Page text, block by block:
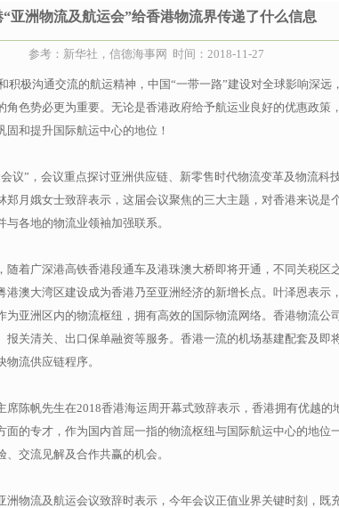
“亚洲物流及航运会”给香港物流界传递了什么信息
参考：新华社，信德海事网 时间：2018-11-27
积极沟通交流的航运精神，中国“一带一路”建设对全球影响深远
角色势必更为重要。无论是香港政府给予航运业良好的优惠政策
和提升国际航运中心的地位！
议”，会议重点探讨亚洲供应链、新零售时代物流变革及物流科
月娥女士致辞表示，这届会议聚焦的三大主题，对香港来说是
各地的物流业领袖加强联系。
随着广深港高铁香港段通车及港珠澳大桥即将开通，不同关税区
澳大湾区建设成为香港乃至亚洲经济的新增长点。叶泽恩表示
为亚洲区内的物流枢纽，拥有高效的国际物流网络。香港物流公
报关清关、出口保单融资等服务。香港一流的机场基建配套及即
流供应链程序。
席陈帆先生在2018香港海运周开幕式致辞表示，香港拥有优越的
的专才，作为国内首屈一指的物流枢纽与国际航运中心的地位
交流见解及合作共赢的机会。
洲物流及航运会议致辞时表示，今年会议正值业界关键时刻，既